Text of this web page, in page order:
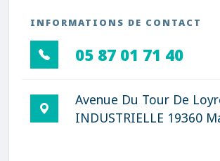
INFORMATIONS DE CONTACT
05 87 01 71 40
Avenue Du Tour De
INDUSTRIELLE 19360